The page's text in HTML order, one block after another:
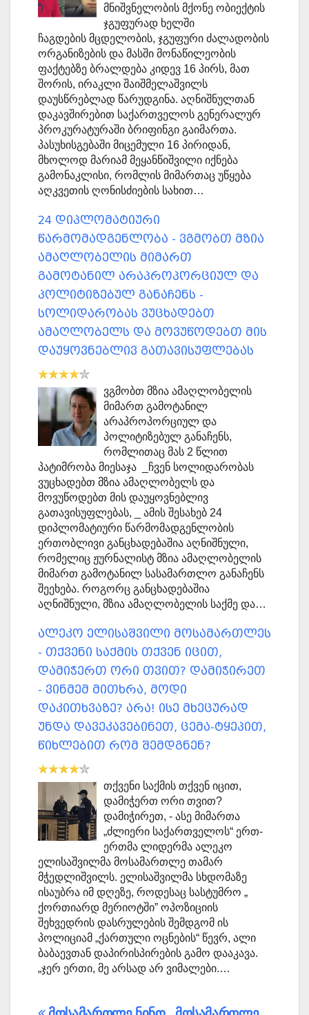
მნიშვნელობის მქონე ობიექტის
ჯგუფურად ხელში
ჩაგდების მცდელობის, ჯგუფური ძალადობის
ორგანიზების და მასში მონაწილეობის
ფაქტებზე ბრალდება კიდევ 16 პირს, მათ
შორის, ირაკლი შაიშმელაშვილს
დაუსწრებლად წარუდგინა. აღნიშნულთან
დაკავშირებით საქართველოს გენერალურ
პროკურატურაში ბრიფინგი გაიმართა.
პასუხისგებაში მიცემული 16 პირიდან,
მხოლოდ მარიამ მეყანწიშვილი იქნება
გამონაკლისი, რომლის მიმართაც უწყება
აღკვეთის ღონისძიების სახით…
24 დიპლომატიური
წარმომადგენლობა - ვგმობთ მზია
ამაღლობელის მიმართ
გამოტანილ არაპროპორციულ და
პოლიტიზებულ განაჩენს -
სოლიდარობას ვუცხადებთ
ამაღლობელს და მოვუწოდებთ მის
დაუყოვნებლივ გათავისუფლებას
ვგმობთ მზია ამაღლობელის
მიმართ გამოტანილ
არაპროპორციულ და
პოლიტიზებულ განაჩენს,
რომლითაც მას 2 წლით
პატიმრობა მიესაჯა _ჩვენ სოლიდარობას
ვუცხადებთ მზია ამაღლობელს და
მოვუწოდებთ მის დაუყოვნებლივ
გათავისუფლებას, _ ამის შესახებ 24
დიპლომატიური წარმომადგენლობის
ერთობლივი განცხადებაშია აღნიშნული,
რომელიც ჟურნალისტ მზია ამაღლობელის
მიმართ გამოტანილ სასამართლო განაჩენს
შეეხება. როგორც განცხადებაშია
აღნიშნული, მზია ამაღლობელის საქმე და…
ალეკო ელისაშვილი მოსამართლეს
- თქვენი საქმის თქვენ იცით,
დამიჭერთ ორი თვით? დამიჭირეთ
- ვინმემ მითხრა, მოდი
დაკითხვაზე? არა! ისე მხეცურად
უნდა დავეკავებინეთ, ცემა-ტყეპით,
წიხლებით რომ შემდგნენ?
თქვენი საქმის თქვენ იცით,
დამიჭერთ ორი თვით?
დამიჭირეთ, - ასე მიმართა
„ძლიერი საქართველოს“ ერთ-
ერთმა ლიდერმა ალეკო
ელისაშვილმა მოსამართლე თამარ
მჭედლიშვილს. ელისაშვილმა სხდომაზე
ისაუბრა იმ დღეზე, როდესაც სასტუმრო „
ქორთიარდ მერიოტში” ოპოზიციის
შეხვედრის დასრულების შემდგომ ის
პოლიციამ „ქართული ოცნების“ წევრ, ალი
ბაბაევთან დაპირისპირების გამო დააკავა.
„ჯერ ერთი, მე არსად არ ვიმალები.…